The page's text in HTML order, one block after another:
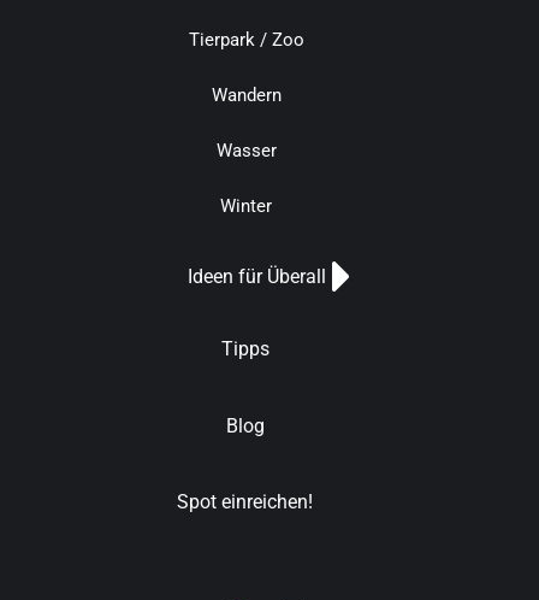
Tierpark / Zoo
Wandern
Wasser
Winter
Ideen für Überall
Tipps
Blog
Spot einreichen!